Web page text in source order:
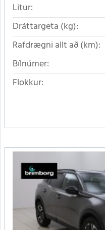
Litur:
Dráttargeta (kg):
Rafdrægni allt að (km):
Bílnúmer:
Flokkur: